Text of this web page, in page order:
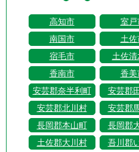
高知市 室戸
南国市
土佐
宿毛市
土佐清
香南市
香美
安芸郡奈半利町
安芸郡
安芸郡北川村
安芸郡
長岡郡本山町
長岡郡
土佐郡大川村
吾川郡